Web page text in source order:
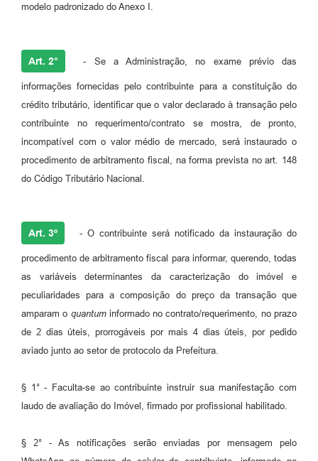
modelo padronizado do Anexo I.
Art. 2° - Se a Administração, no exame prévio das
informações fornecidas pelo contribuinte para a constituição do
crédito tributário, identificar que o valor declarado à transação pelo
contribuinte no requerimento/contrato se mostra, de pronto,
incompatível com o valor médio de mercado, será instaurado o
procedimento de arbitramento fiscal, na forma prevista no art. 148
do Código Tributário Nacional.
Art. 3º - O contribuinte será notificado da instauração do
procedimento de arbitramento fiscal para informar, querendo, todas
as variáveis determinantes da caracterização do imóvel e
peculiaridades para a composição do preço da transação que
amparam o quantum informado no contrato/requerimento, no prazo
de 2 dias úteis, prorrogáveis por mais 4 dias úteis, por pedido
aviado junto ao setor de protocolo da Prefeitura.
§ 1° - Faculta-se ao contribuinte instruir sua manifestação com
laudo de avaliação do Imóvel, firmado por profissional habilitado.
§ 2° - As notificações serão enviadas por mensagem pelo